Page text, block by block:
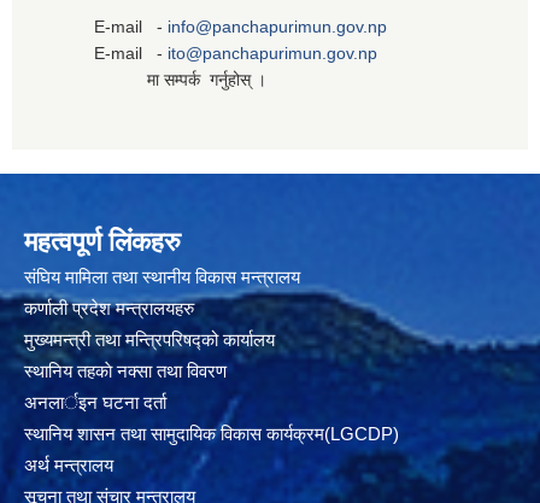
E-mail - info@panchapurimun.gov.np
E-mail - ito@panchapurimun.gov.np
मा सम्पर्क गर्नुहोस् ।
महत्वपूर्ण लिंकहरु
संघिय मामिला तथा स्थानीय विकास मन्त्रालय
कर्णाली प्रदेश मन्त्रालयहरु
मुख्यमन्त्री तथा मन्त्रिपरिषद्को कार्यालय
स्थानिय तहकाे नक्सा तथा विवरण
अनलार्इन घटना दर्ता
स्थानिय शासन तथा सामुदायिक विकास कार्यक्रम(LGCDP)
अर्थ मन्त्रालय
सूचना तथा संचार मन्त्रालय